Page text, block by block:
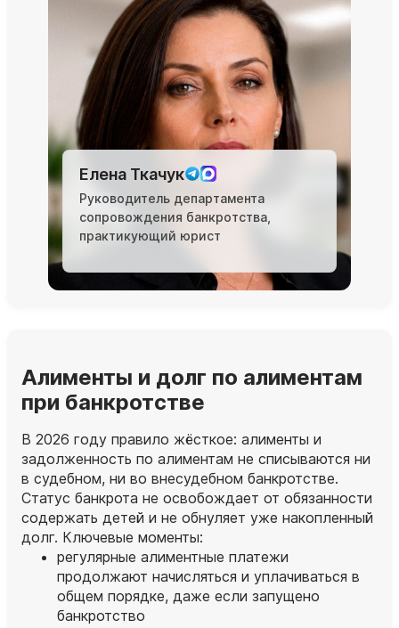
Елена Ткачук
Руководитель департамента
сопровождения банкротства,
практикующий юрист
Алименты и долг по алиментам
при банкротстве
В 2026 году правило жёсткое: алименты и
задолженность по алиментам не списываются ни
в судебном, ни во внесудебном банкротстве.
Статус банкрота не освобождает от обязанности
содержать детей и не обнуляет уже накопленный
долг. Ключевые моменты:
регулярные алиментные платежи
продолжают начисляться и уплачиваться в
общем порядке, даже если запущено
банкротство